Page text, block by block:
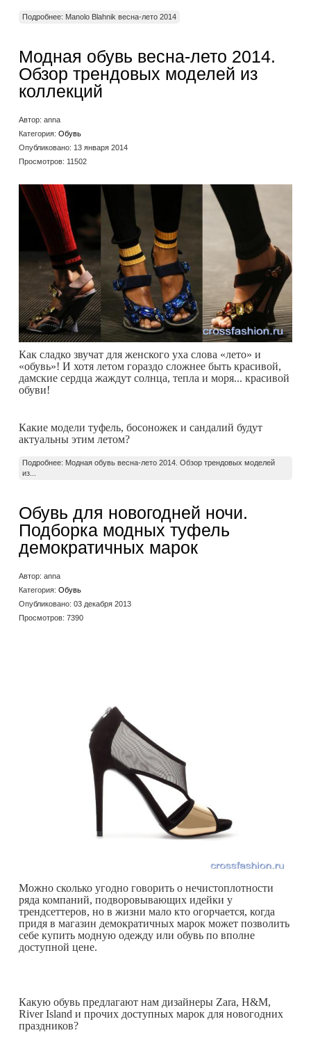
Подробнее: Manolo Blahnik весна-лето 2014
Модная обувь весна-лето 2014.
Обзор трендовых моделей из
коллекций
Автор: anna
Категория: Обувь
Опубликовано: 13 января 2014
Просмотров: 11502
Как сладко звучат для женского уха слова «лето» и
«обувь»! И хотя летом гораздо сложнее быть красивой,
дамские сердца жаждут солнца, тепла и моря... красивой
обуви!
Какие модели туфель, босоножек и сандалий будут
актуальны этим летом?
Подробнее: Модная обувь весна-лето 2014. Обзор трендовых моделей
из...
Обувь для новогодней ночи.
Подборка модных туфель
демократичных марок
Автор: anna
Категория: Обувь
Опубликовано: 03 декабря 2013
Просмотров: 7390
Можно сколько угодно говорить о нечистоплотности
ряда компаний, подворовывающих идейки у
трендсеттеров, но в жизни мало кто огорчается, когда
придя в магазин демократичных марок может позволить
себе купить модную одежду или обувь по вполне
доступной цене.
Какую обувь предлагают нам дизайнеры Zara, H&M,
River Island и прочих доступных марок для новогодних
праздников?